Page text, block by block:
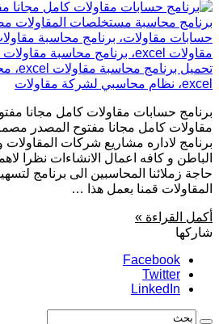
برنامج حسابات مقاولات كامل مجانا
مقاولات كامل مجانا مفتوح المصدر
برنامج لاداره مشاريع شركات
الباطن و كافه اعمال الانشاءات نظرا
حاجة زملائنا المحاسبين الى برنامج
المقاولات قمنا بعمل هذا …
أكمل القراءة »
شاركها
Facebook
Twitter
LinkedIn
بحث: